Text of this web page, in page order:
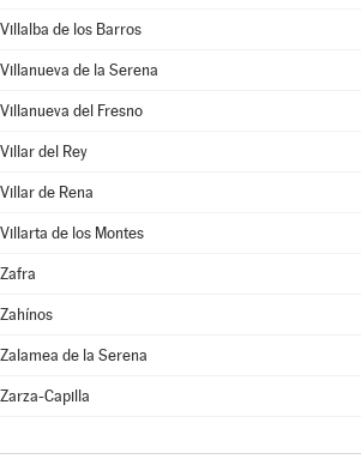
Villalba de los Barros
Villanueva de la Serena
Villanueva del Fresno
Villar del Rey
Villar de Rena
Villarta de los Montes
Zafra
Zahínos
Zalamea de la Serena
Zarza-Capilla